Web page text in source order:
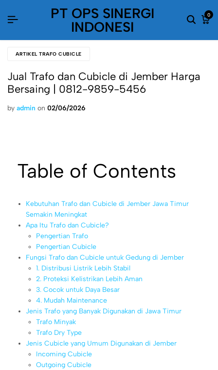
PT OPS SINERGI
INDONESI
0
ARTIKEL TRAFO CUBICLE
Jual Trafo dan Cubicle di Jember Harga
Bersaing | 0812-9859-5456
by admin on 02/06/2026
Table of Contents
Kebutuhan Trafo dan Cubicle di Jember Jawa Timur
Semakin Meningkat
Apa Itu Trafo dan Cubicle?
Pengertian Trafo
Pengertian Cubicle
Fungsi Trafo dan Cubicle untuk Gedung di Jember
1. Distribusi Listrik Lebih Stabil
2. Proteksi Kelistrikan Lebih Aman
3. Cocok untuk Daya Besar
4. Mudah Maintenance
Jenis Trafo yang Banyak Digunakan di Jawa Timur
Trafo Minyak
Trafo Dry Type
Jenis Cubicle yang Umum Digunakan di Jember
Incoming Cubicle
Outgoing Cubicle